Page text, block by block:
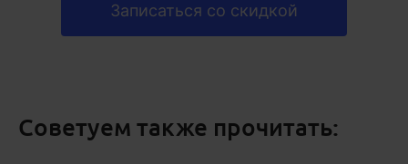
Записаться со скидкой
Советуем также прочитать: